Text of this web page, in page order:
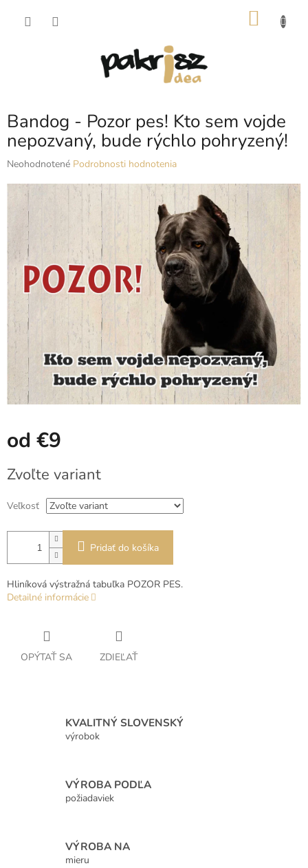
Bandog - Pozor pes! Kto sem vojde
nepozvaný, bude rýchlo pohryzený!
Priemerné
produktu
hviezdičiek.
Neohodnotené Podrobnosti hodnotenia
od €9
cena:
Zvoľte variant
Veľkosť
Pridať do košíka
Hliníková výstražná tabuľka POZOR PES.
Detailné informácie
OPÝTAŤ SA ZDIEĽAŤ
KVALITNÝ SLOVENSKÝ
výrobok
VÝROBA PODĽA
požiadaviek
VÝROBA NA
mieru